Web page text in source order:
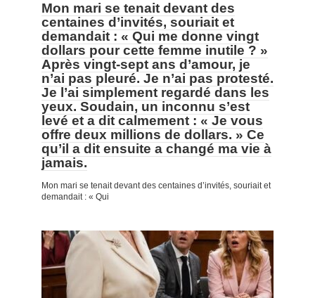
Mon mari se tenait devant des
centaines d’invités, souriait et
demandait : « Qui me donne vingt
dollars pour cette femme inutile ? »
Après vingt-sept ans d’amour, je
n’ai pas pleuré. Je n’ai pas protesté.
Je l’ai simplement regardé dans les
yeux. Soudain, un inconnu s’est
levé et a dit calmement : « Je vous
offre deux millions de dollars. » Ce
qu’il a dit ensuite a changé ma vie à
jamais.
Mon mari se tenait devant des centaines d’invités, souriait et
demandait : « Qui